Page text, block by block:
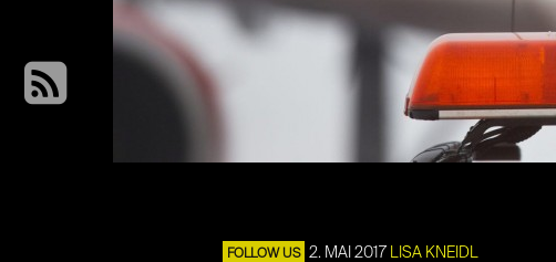
FOLLOW US 2. MAI 2017 LISA KNEIDL